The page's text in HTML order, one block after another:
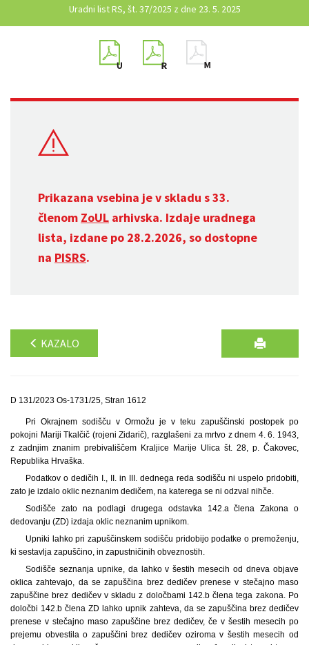
Uradni list RS, št. 37/2025 z dne 23. 5. 2025
Prikazana vsebina je v skladu s 33.
členom ZoUL arhivska. Izdaje uradnega
lista, izdane po 28.2.2026, so dostopne
na PISRS.
KAZALO
D 131/2023 Os-1731/25, Stran 1612
Pri Okrajnem sodišču v Ormožu je v teku zapuščinski postopek po
pokojni Mariji Tkalčič (rojeni Zidarič), razglašeni za mrtvo z dnem 4. 6. 1943,
z zadnjim znanim prebivališčem Kraljice Marije Ulica št. 28, p. Čakovec,
Republika Hrvaška.
Podatkov o dedičih I., II. in III. dednega reda sodišču ni uspelo pridobiti,
zato je izdalo oklic neznanim dedičem, na katerega se ni odzval nihče.
Sodišče zato na podlagi drugega odstavka 142.a člena Zakona o
dedovanju (ZD) izdaja oklic neznanim upnikom.
Upniki lahko pri zapuščinskem sodišču pridobijo podatke o premoženju,
ki sestavlja zapuščino, in zapustničinih obveznostih.
Sodišče seznanja upnike, da lahko v šestih mesecih od dneva objave
oklica zahtevajo, da se zapuščina brez dedičev prenese v stečajno maso
zapuščine brez dedičev v skladu z določbami 142.b člena tega zakona. Po
določbi 142.b člena ZD lahko upnik zahteva, da se zapuščina brez dedičev
prenese v stečajno maso zapuščine brez dedičev, če v šestih mesecih po
prejemu obvestila o zapuščini brez dedičev oziroma v šestih mesecih od